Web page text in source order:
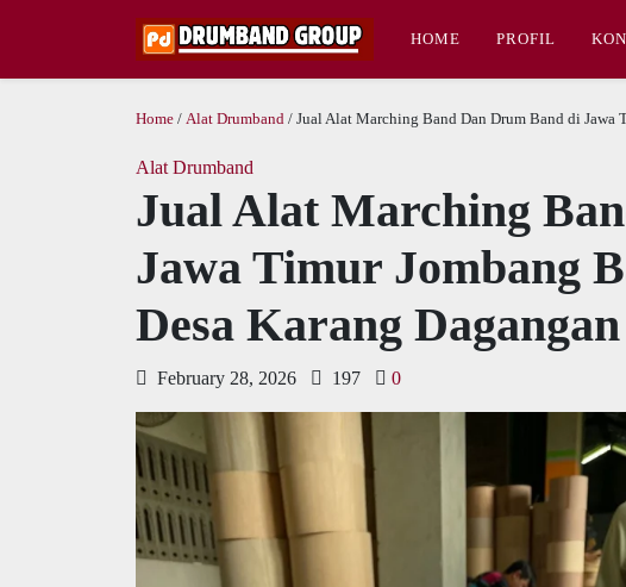
HOME PROFIL
Home / Alat Drumband / Jual Alat Marching Band Dan Drum Band di Jawa
Alat Drumband
Jual Alat Marching
Jawa Timur Jombang
Desa Karang Dagangan
February 28, 2026 197 0